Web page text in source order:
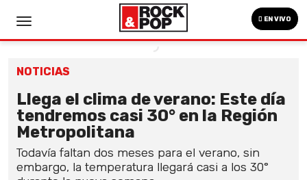
EN VIVO
NOTICIAS
Llega el clima de verano: Este día
tendremos casi 30° en la Región
Metropolitana
Todavía faltan dos meses para el verano, sin
embargo, la temperatura llegará casi a los 30°